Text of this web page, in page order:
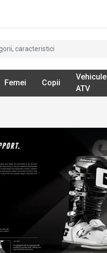
Femei Copii
Vehicule
ATV